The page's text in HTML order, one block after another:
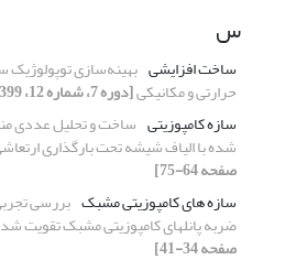
س
ساخت افزایشی بهینه‌سازی توپولوژیک
حرارتی و مکانیکی[دوره 7، شماره 12، 1399، صفحه 54-63]
سازه کامپوزیتی ساخت و تحلیل عددی
شده با الیاف شیشه تحت بارگذاری
صفحه 64-75]
سازه های کامپوزیتی مشبک بررسی
ضربه پانلهای کامپوزیتی مشبک تقویت
صفحه 34-41]